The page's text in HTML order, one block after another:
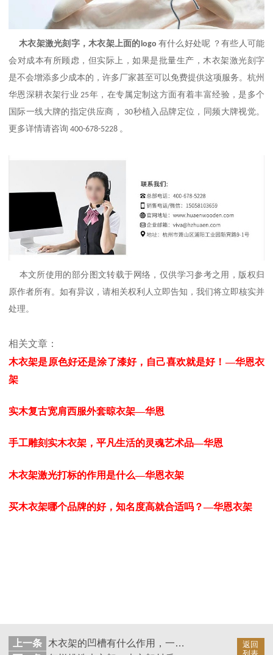
木衣架激光刻字，木衣架上面的logo 有什么好处呢 ？有些人可能
会对成本有所顾虑，但实际上，如果是批量生产， 木衣架激光刻字
是不会增添多少成本的，许多厂家甚至可以免费提供这项服务。杭州
华恩深耕衣架行业 25年，在专属定制这方面有着丰富经验，是多个
国际一线大牌的指定供应商，
30秒植入品牌定位，同频大牌视觉。
更多详情请咨询 400-678-5228 。
本文所使用的部分图文转载于网络，仅供学习参考之用，版权归
原作者所有。如有异议，请相关权利人立即告知，我们将立即核实并
处理。
相关文章：
木衣架是原色好还是涂了漆好，自己喜欢就是好！—华恩衣
架
实木复古宽肩西服外套晾衣架—华恩
手工雕刻实木衣架，平凡生活的灵魂艺术品—华恩
木衣架激光打标的作用是什么—华恩衣架
买木衣架哪个品牌的好，知名度高就合适吗？—华恩衣架
返回
上一条
木衣架的凹槽有什么作用，一秒变身居家生活小能手—华恩衣架